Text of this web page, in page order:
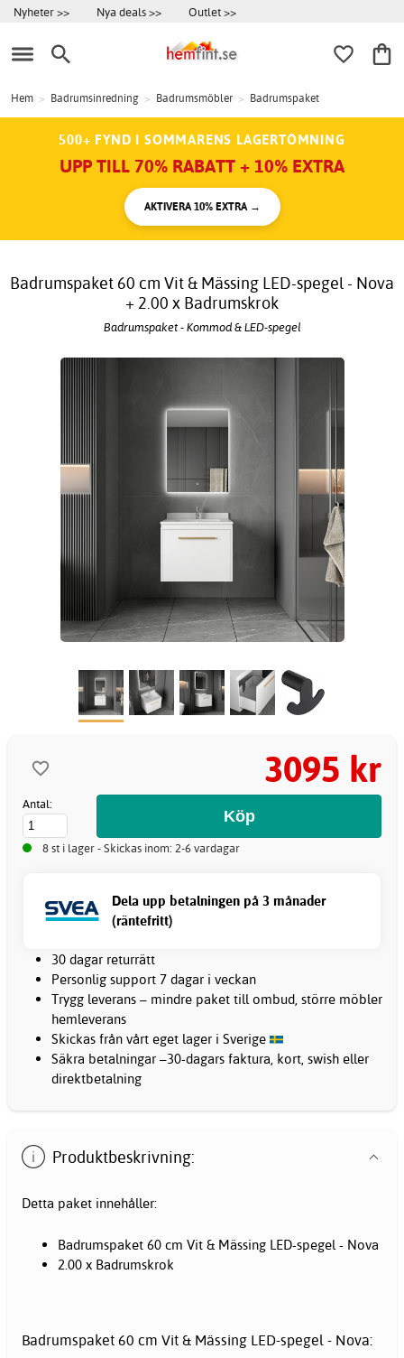
Nyheter >> Nya deals >> Outlet >>
Hem > Badrumsinredning > Badrumsmöbler > Badrumspaket
500+ FYND I SOMMARENS LAGERTÖMNING
UPP TILL 70% RABATT + 10% EXTRA
AKTIVERA 10% EXTRA →
Badrumspaket 60 cm Vit & Mässing LED-spegel - Nova
+ 2.00 x Badrumskrok
Badrumspaket - Kommod & LED-spegel
3095 kr
Antal:
8 st i lager - Skickas inom: 2-6 vardagar
Dela upp betalningen på 3 månader
(räntefritt)
30 dagar returrätt
Personlig support 7 dagar i veckan
Trygg leverans – mindre paket till ombud, större möbler
hemleverans
Skickas från vårt eget lager i Sverige
Säkra betalningar –30-dagars faktura, kort, swish eller
direktbetalning
Produktbeskrivning:
Detta paket innehåller:
Badrumspaket 60 cm Vit & Mässing LED-spegel - Nova
2.00 x Badrumskrok
Badrumspaket 60 cm Vit & Mässing LED-spegel - Nova: